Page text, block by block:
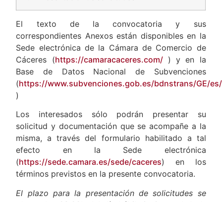
El texto de la convocatoria y sus
correspondientes Anexos están disponibles en la
Sede electrónica de la Cámara de Comercio de
Cáceres (https://camaracaceres.com/) y en la
Base de Datos Nacional de Subvenciones
(https://www.subvenciones.gob.es/bdnstrans/GE/
)
Los interesados sólo podrán presentar su
solicitud y documentación que se acompañe a la
misma, a través del formulario habilitado a tal
efecto en la Sede electrónica
(https://sede.camara.es/sede/caceres) en los
términos previstos en la presente convocatoria.
El plazo para la presentación de solicitudes se